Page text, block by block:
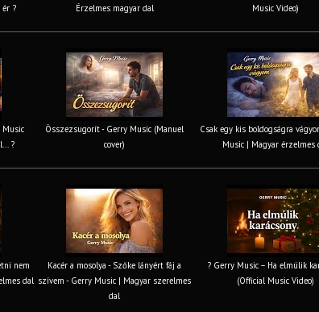
ér ?
Érzelmes magyar dal
Music Video)
?
Összezsugorít - Gerry Music (Manuel
cover)
Csak egy kis boldogságra
Music | Magyar érzelmes
nem
dal
Kacér a mosolya - Szőke lányért fáj a
szívem - Gerry Music | Magyar szerelmes
dal
? Gerry Music – Ha elmúlik
(Official Music Video)